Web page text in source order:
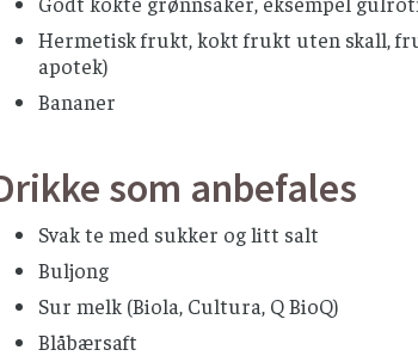
Hermetisk frukt, kokt frukt uten skall,
apotek)
Bananer
som anbefales
Svak te med sukker og litt salt
Buljong
Sur melk (Biola, Cultura, Q BioQ)
Blåbærsaft